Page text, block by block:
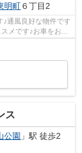
明町６丁目2
♪通風良好な物件です
メです♪お車をお持
ス
公園 」駅 徒歩2